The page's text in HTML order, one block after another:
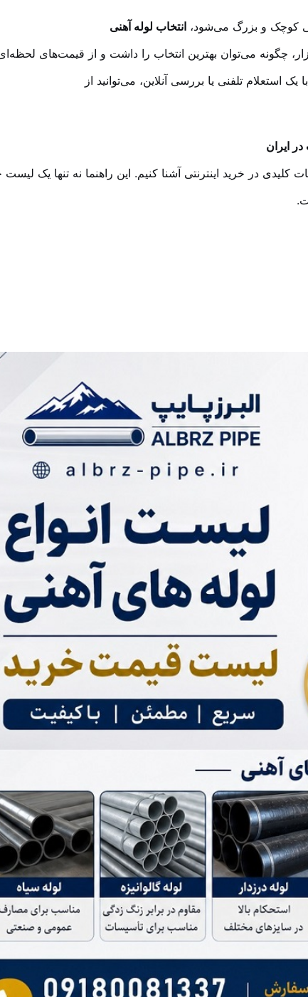
کوچک و بزرگ می‌شود، انتخاب لوله آهنی
چگونه می‌توان بهترین انتخاب را داشت و از قیمت‌های
استعلام تلفنی یا بررسی آنلاین، می‌توانید از
در ایران
کلیدی در خرید اینترنتی آشنا کنیم. این راهنما نه تنها یک